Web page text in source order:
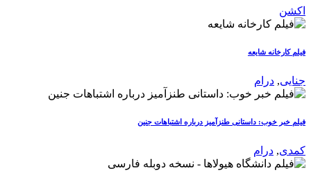
اکشن
فیلم کارخانه شایعه
جنایی, درام
فیلم خبر خوب: داستانی طنزآمیز درباره اشتباهات جنین
کمدی, درام